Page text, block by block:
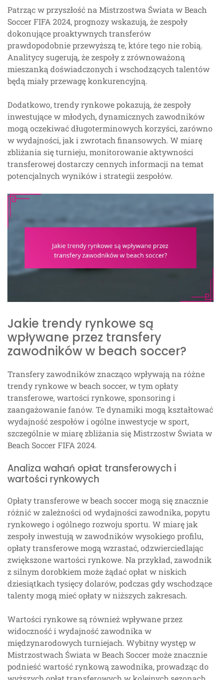
Patrząc w przyszłość na Mistrzostwa Świata w Beach
Soccer FIFA 2024, prognozy wskazują, że zespoły
dokonujące proaktywnych transferów
prawdopodobnie przewyższą te, które tego nie robią.
Analitycy sugerują, że zespoły z zrównoważoną
mieszanką doświadczonych i wschodzących talentów
będą miały przewagę konkurencyjną.
Dodatkowo, trendy rynkowe pokazują, że zespoły
inwestujące w młodych, dynamicznych zawodników
mogą oczekiwać długoterminowych korzyści, zarówno
w wydajności, jak i zwrotach finansowych. W miarę
zbliżania się turnieju, monitorowanie aktywności
transferowej dostarczy cennych informacji na temat
potencjalnych wyników i strategii zespołów.
Jakie trendy rynkowe są
wpływane przez transfery
zawodników w beach soccer?
Transfery zawodników znacząco wpływają na różne
trendy rynkowe w beach soccer, w tym opłaty
transferowe, wartości rynkowe, sponsoring i
zaangażowanie fanów. Te dynamiki mogą kształtować
wydajność zespołów i ogólne inwestycje w sport,
szczególnie w miarę zbliżania się Mistrzostw Świata w
Beach Soccer FIFA 2024.
Analiza wahań opłat transferowych i
wartości rynkowych
Opłaty transferowe w beach soccer mogą się znacznie
różnić w zależności od wydajności zawodnika, popytu
rynkowego i ogólnego rozwoju sportu. W miarę jak
zespoły inwestują w zawodników wysokiego profilu,
opłaty transferowe mogą wzrastać, odzwierciedlając
zwiększone wartości rynkowe. Na przykład, zawodnik
z silnym dorobkiem może żądać opłat w niskich
dziesiątkach tysięcy dolarów, podczas gdy wschodzące
talenty mogą mieć opłaty w niższych zakresach.
Wartości rynkowe są również wpływane przez
widoczność i wydajność zawodnika w
międzynarodowych turniejach. Wybitny występ w
Mistrzostwach Świata w Beach Soccer może znacznie
podnieść wartość rynkową zawodnika, prowadząc do